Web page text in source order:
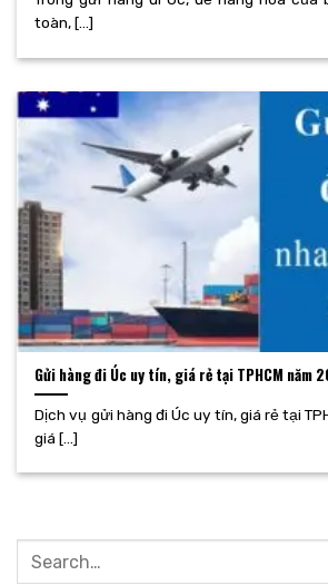
toàn, [...]
Gửi hàng đi Úc uy tín, giá rẻ tại TPHCM năm
Dịch vụ gửi hàng đi Úc uy tín, giá rẻ tại
giá [...]